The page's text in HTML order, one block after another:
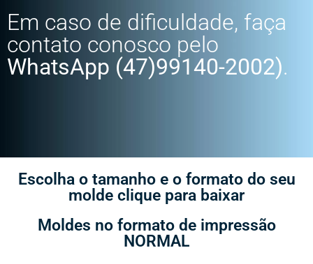
Em caso de dificuldade, faça
contato conosco pelo
WhatsApp (47)99140-2002).
Escolha o tamanho e o formato do seu
molde clique para baixar​
Moldes no formato de impressão
NORMAL